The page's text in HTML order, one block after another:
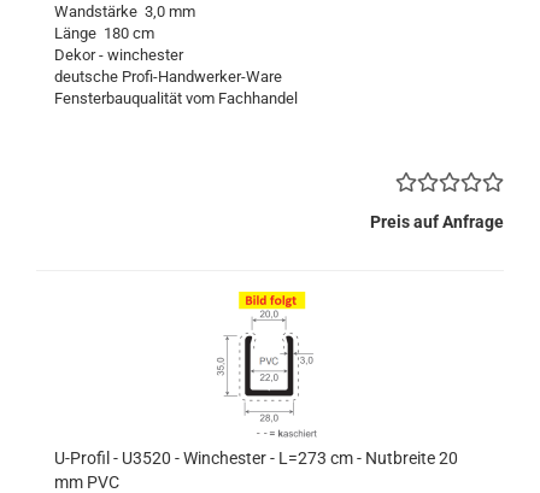
Wandstärke 3,0 mm
Länge 180 cm
Dekor - winchester
deutsche Profi-Handwerker-Ware
Fensterbauqualität vom Fachhandel
Preis auf Anfrage
U-Profil - U3520 - Winchester - L=273 cm - Nutbreite 20
mm PVC